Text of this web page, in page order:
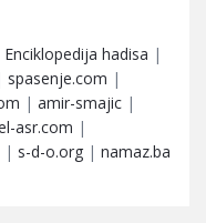
Enciklopedija hadisa |
spasenje.com |
| amir-smajic |
asr.com |
| s-d-o.org | namaz.ba